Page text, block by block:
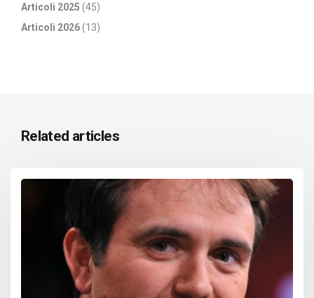
Articoli 2025 (45)
Articoli 2026(13)
Related articles